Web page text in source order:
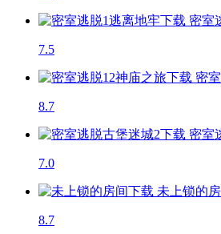
密室
7.5
密
8.7
密室
7.0
未上锁的
8.7